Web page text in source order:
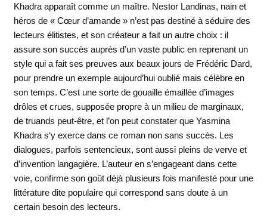
Khadra apparaît comme un maître. Nestor Landinas, nain et
héros de « Cœur d’amande » n’est pas destiné à séduire des
lecteurs élitistes, et son créateur a fait un autre choix : il
assure son succès auprès d’un vaste public en reprenant un
style qui a fait ses preuves aux beaux jours de Frédéric Dard,
pour prendre un exemple aujourd’hui oublié mais célèbre en
son temps. C’est une sorte de gouaille émaillée d’images
drôles et crues, supposée propre à un milieu de marginaux,
de truands peut-être, et l’on peut constater que Yasmina
Khadra s‘y exerce dans ce roman non sans succès. Les
dialogues, parfois sentencieux, sont aussi pleins de verve et
d’invention langagière. L’auteur en s’engageant dans cette
voie, confirme son goût déjà plusieurs fois manifesté pour une
littérature dite populaire qui correspond sans doute à un
certain besoin des lecteurs.